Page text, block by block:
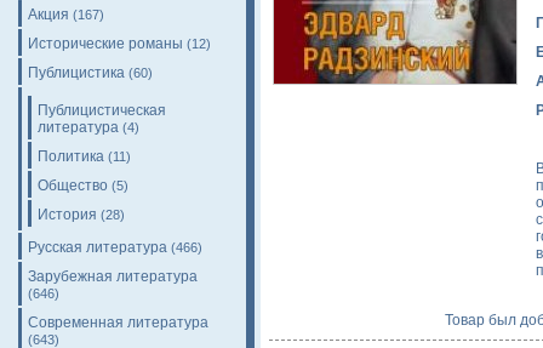
Акция (167)
Исторические романы (12)
Публицистика (60)
Публицистическая
литература (4)
Политика (11)
Общество (5)
История (28)
Русская литература (466)
Зарубежная литература
(646)
Современная литература
(643)
Товар был